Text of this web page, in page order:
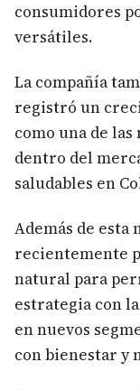
consumidores
versátiles.
La compañía
registró un
como una de
dentro del
saludables en
Además de esta
recientemente
natural para
estrategia con
en nuevos
con bienestar y